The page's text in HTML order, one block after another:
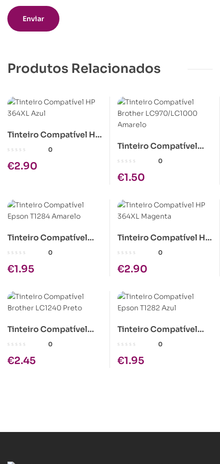
Produtos Relacionados
Tinteiro Compatível HP
364XL Azul
0
€2.90
Tinteiro Compatível
Brother LC970/LC1000
0
€1.50
Tinteiro Compatível
Epson T1284 Amarelo
0
€1.95
Tinteiro Compatível HP
364XL Magenta
0
€2.90
Tinteiro Compatível
Brother LC1240 Preto
0
€2.45
Tinteiro Compatível
Epson T1282 Azul
0
€1.95